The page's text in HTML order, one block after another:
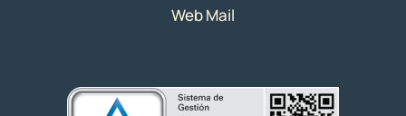
Web Mail